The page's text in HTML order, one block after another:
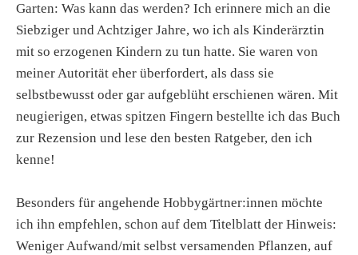
Garten: Was kann das werden? Ich erinnere mich an die
Siebziger und Achtziger Jahre, wo ich als Kinderärztin
mit so erzogenen Kindern zu tun hatte. Sie waren von
meiner Autorität eher überfordert, als dass sie
selbstbewusst oder gar aufgeblüht erschienen wären. Mit
neugierigen, etwas spitzen Fingern bestellte ich das Buch
zur Rezension und lese den besten Ratgeber, den ich
kenne!
Besonders für angehende Hobbygärtner:innen möchte
ich ihn empfehlen, schon auf dem Titelblatt der Hinweis:
Weniger Aufwand/mit selbst versamenden Pflanzen, auf